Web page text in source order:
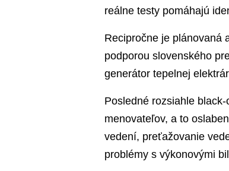
reálne testy pomáhajú
Recipročne je plánovaná
podporou slovenského
generátor tepelnej
Posledné rozsiahle
menovateľov, a to
vedení, preťažovanie
problémy s výkonovými